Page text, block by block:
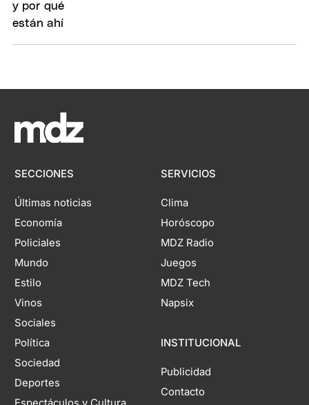
SECCIONES
Últimas noticias
Economía
Policiales
Mundo
Estilo
Vinos
Sociales
Política
Sociedad
Deportes
SERVICIOS
Clima
Horóscopo
MDZ Radio
Juegos
MDZ Tech
Napsix
INSTITUCIONAL
Publicidad
Contacto